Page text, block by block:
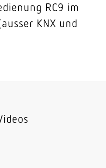
RC9 im
KNX und